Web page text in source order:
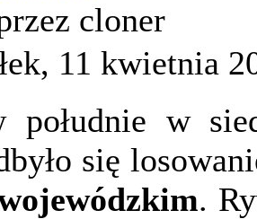
cloner
11 kwietnia
południe w
się
.